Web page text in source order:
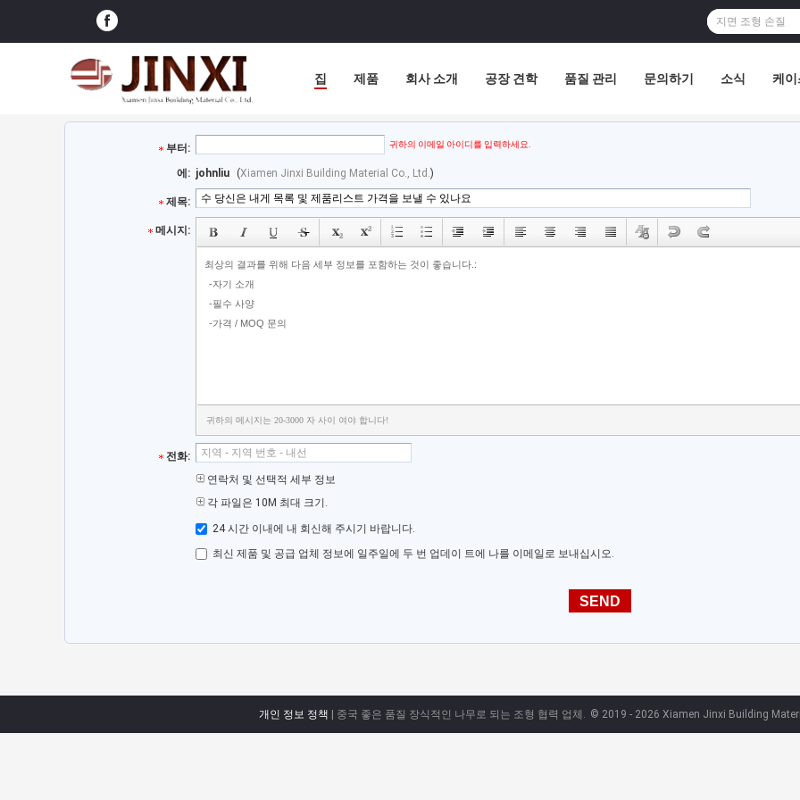
집 제품 회사 소개 공장 견학 품질 관리 문의하기 소식 케이
부터: 귀하의 이메일 아이디를 입력하세요.
에: johnliu (Xiamen Jinxi Building Material Co., Ltd.)
제목:
메시지:
귀하의 메시지는 20-3000 자 사이 여야 합니다!
전화:
연락처 및 선택적 세부 정보
각 파일은 10M 최대 크기.
24 시간 이내에 내 회신해 주시기 바랍니다.
최신 제품 및 공급 업체 정보에 일주일에 두 번 업데이 트에 나를 이메일로 보내십시오.
개인 정보 정책 | 중국 좋은 품질 장식적인 나무로 되는 조형 협력 업체. © 2019 - 2026 Xiamen Jinxi Building